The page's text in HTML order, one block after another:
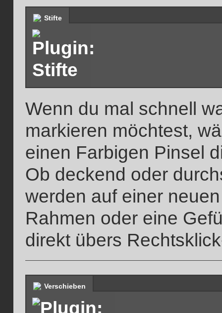
Stifte
Wenn du mal schnell
markieren möchtest,
einen Farbigen Pinsel
Ob deckend oder
werden auf einer
Rahmen oder eine
direkt übers
Verschieben